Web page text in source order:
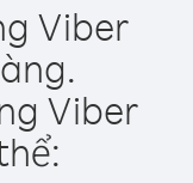
Viber
Viber